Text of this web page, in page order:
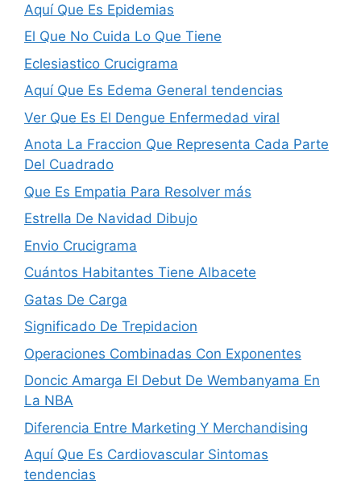
Aquí Que Es Epidemias
El Que No Cuida Lo Que Tiene
Eclesiastico Crucigrama
Aquí Que Es Edema General tendencias
Ver Que Es El Dengue Enfermedad viral
Anota La Fraccion Que Representa Cada Parte
Del Cuadrado
Que Es Empatia Para Resolver más
Estrella De Navidad Dibujo
Envio Crucigrama
Cuántos Habitantes Tiene Albacete
Gatas De Carga
Significado De Trepidacion
Operaciones Combinadas Con Exponentes
Doncic Amarga El Debut De Wembanyama En
La NBA
Diferencia Entre Marketing Y Merchandising
Aquí Que Es Cardiovascular Sintomas
tendencias